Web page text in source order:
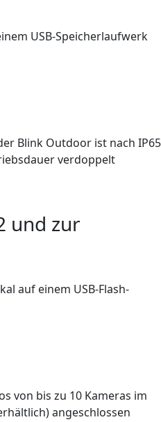
USB-Speicherlaufwerk
Blink Outdoor ist nach IP65
verdoppelt
und zur
auf einem USB-Flash-
von bis zu 10 Kameras im
angeschlossen